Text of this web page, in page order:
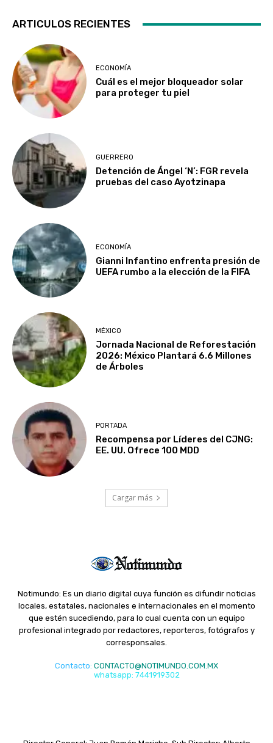
ARTICULOS RECIENTES
ECONOMÍA
Cuál es el mejor bloqueador solar
para proteger tu piel
GUERRERO
Detención de Ángel ‘N’: FGR revela
pruebas del caso Ayotzinapa
ECONOMÍA
Gianni Infantino enfrenta presión de
UEFA rumbo a la elección de la FIFA
MÉXICO
Jornada Nacional de Reforestación
2026: México Plantará 6.6 Millones
de Árboles
PORTADA
Recompensa por Líderes del CJNG:
EE. UU. Ofrece 100 MDD
Cargar más
Notimundo: Es un diario digital cuya función es difundir noticias
locales, estatales, nacionales e internacionales en el momento
que estén sucediendo, para lo cual cuenta con un equipo
profesional integrado por redactores, reporteros, fotógrafos y
corresponsales.
Contacto: CONTACTO@NOTIMUNDO.COM.MX
whatsapp: 7441919302